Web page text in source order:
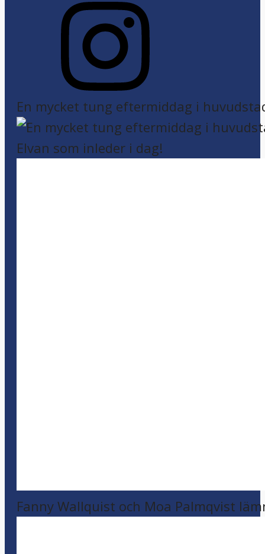
En mycket tung eftermiddag i
Elvan som inleder i dag!
Fanny Wallquist och Moa Palmqvist